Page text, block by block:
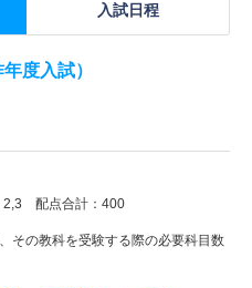
入試日程
度入試）
2,3 配点合計：400
その教科を受験する際の必要科目数